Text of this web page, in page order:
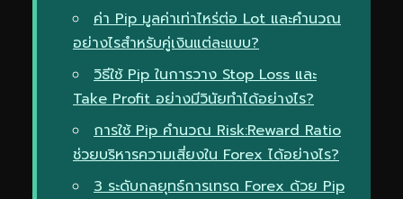
ค่า Pip มูลค่าเท่าไหร่ต่อ Lot และคำนวณ
อย่างไรสำหรับคู่เงินแต่ละแบบ?
วิธีใช้ Pip ในการวาง Stop Loss และ
Take Profit อย่างมีวินัยทำได้อย่างไร?
การใช้ Pip คำนวณ Risk:Reward Ratio
ช่วยบริหารความเสี่ยงใน Forex ได้อย่างไร?
3 ระดับกลยุทธ์การเทรด Forex ด้วย Pip